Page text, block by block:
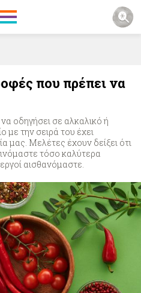
που πρέπει να
οδηγήσει σε αλκαλικό ή
με την σειρά του έχει
μας. Μελέτες έχουν δείξει ότι
τόσο καλύτερα
αισθανόμαστε.